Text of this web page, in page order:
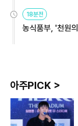
18분전
농식품부, '천원
아주PICK >